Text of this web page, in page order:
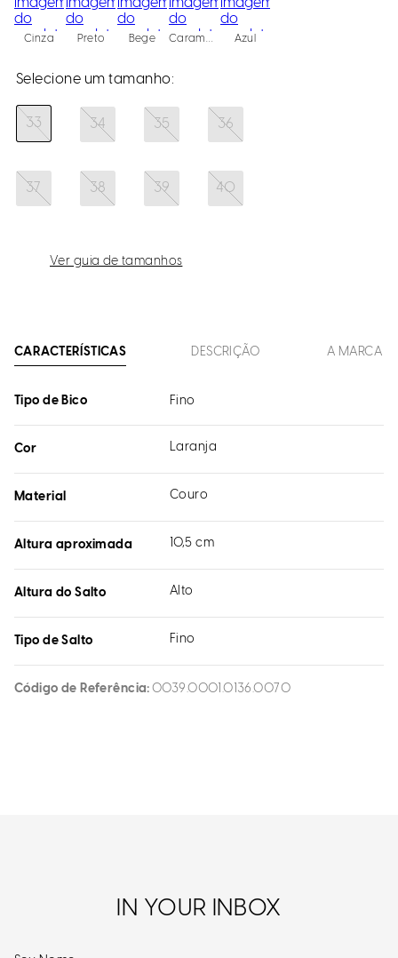
Cinza Preto Bege Caramelo Azul
33 34 35 36
37 38 39 40
Ver guia de tamanhos
CARACTERÍSTICAS DESCRIÇÃO A MARCA
Tipo de Bico Fino
Cor Laranja
Material Couro
Altura aproximada 10,5 cm
Altura do Salto Alto
Tipo de Salto Fino
Código de Referência 0039.0001.0136.0070
IN YOUR INBOX